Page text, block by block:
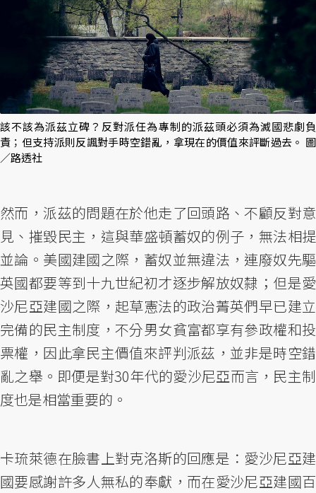
該不該為派茲立碑？反對派任為專制的派茲頭必須為滅國悲劇負
責；但支持派則反諷對手時空錯亂，拿現在的價值來評斷過去。 圖
／路透社
然而，派茲的問題在於他走了回頭路、不顧反對意
見、摧毀民主，這與華盛頓蓄奴的例子，無法相提
並論。美國建國之際，蓄奴並無違法，連廢奴先驅
英國都要等到十九世紀初才逐步解放奴隸；但是愛
沙尼亞建國之際，起草憲法的政治菁英們早已建立
完備的民主制度，不分男女貧富都享有參政權和投
票權，因此拿民主價值來評判派茲，並非是時空錯
亂之舉。即便是對30年代的愛沙尼亞而言，民主制
度也是相當重要的。
卡琉萊德在臉書上對克洛斯的回應是：愛沙尼亞建
國要感謝許多人無私的奉獻，而在愛沙尼亞建國百